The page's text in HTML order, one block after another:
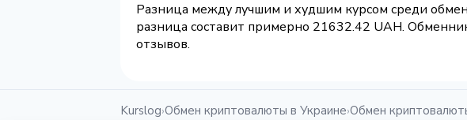
Разница между лучшим и худшим курсом среди
разница составит примерно 21632.42 UAH.
отзывов.
Kurslog›Обмен криптовалюты в Украине›Обмен